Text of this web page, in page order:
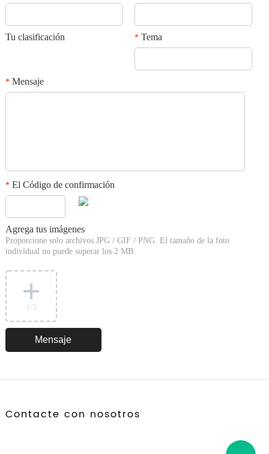
Tu clasificación *Tema
*Mensaje
*El Código de confirmación
Agrega tus imágenes
Proporcione solo archivos JPG / GIF / PNG. El tamaño de la foto
individual no puede superar los 2 MB.
/3
Contacte con nosotros